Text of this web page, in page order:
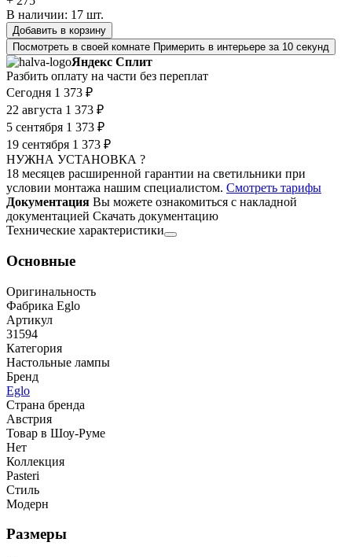
В наличии: 17 шт.
Добавить в корзину
Посмотреть в своей комнате Примерить в интерьере за 10 секунд
Яндекс Сплит
Разбить оплату на части без переплат
Сегодня 1 373 ₽
22 августа 1 373 ₽
5 сентября 1 373 ₽
19 сентября 1 373 ₽
НУЖНА УСТАНОВКА ?
18 месяцев расширенной гарантии на светильники при
условии монтажа нашим специалистом. Смотреть тарифы
Документация Вы можете ознакомиться с накладной
документацией Скачать документацию
Технические характеристики
Основные
Оригинальность
Фабрика Eglo
Артикул
31594
Категория
Настольные лампы
Бренд
Eglo
Страна бренда
Австрия
Товар в Шоу-Руме
Нет
Коллекция
Pasteri
Стиль
Модерн
Размеры